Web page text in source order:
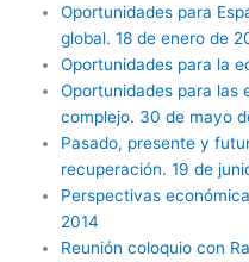
Oportunidades para
global. 18 de enero de
Oportunidades para la
Oportunidades para las
complejo. 30 de mayo
Pasado, presente y
recuperación. 19 de
Perspectivas
2014
Reunión coloquio con